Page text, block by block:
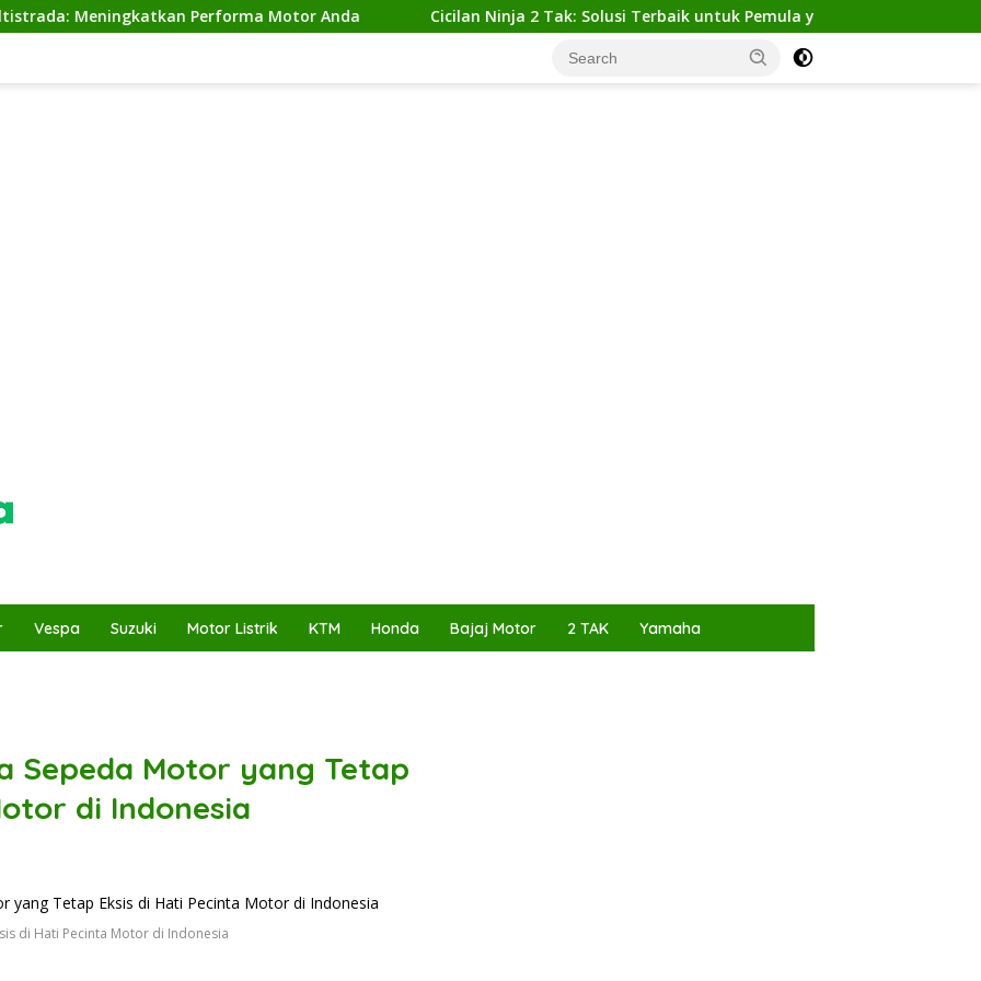
Performa Motor Anda Cicilan Ninja 2 Tak: Solusi Terbaik untuk Pemula yang Ingin Tampil Gagah
Vespa Suzuki Motor Listrik KTM Honda Bajaj Motor 2 TAK Yamaha
Sepeda Motor yang Tetap
di Indonesia
di Hati Pecinta Motor di Indonesia